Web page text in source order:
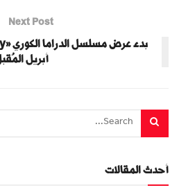
Next Post
أبريل
أحدث المقالات